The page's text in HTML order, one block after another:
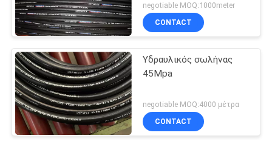
negotiable MOQ:1000meter
CONTACT
Υδραυλικός σωλήνας
45Mpa
negotiable MOQ:4000 μέτρα
CONTACT